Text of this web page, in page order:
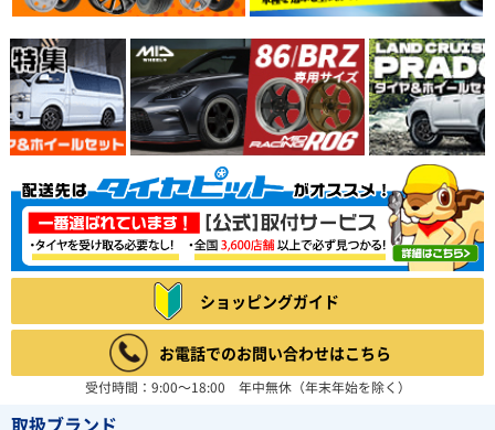
ショッピングガイド
お電話でのお問い合わせはこちら
受付時間：9:00～18:00 年中無休（年末年始を除く）
取扱ブランド